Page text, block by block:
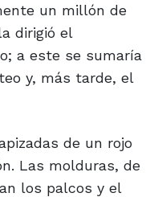
un millón de
dirigió el
a este se sumaría
y, más tarde, el
de un rojo
Las molduras, de
los palcos y el